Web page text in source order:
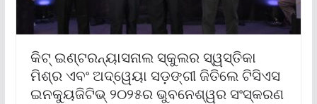
କିଟ୍ ଇଣ୍ଟରନ୍ୟାସନାଲ ସ୍କୁଲର ସ୍ୱସ୍ତିକା
ମିଶ୍ର ଏବଂ ଅଦ୍ୱେୟା ସଡ଼ଙ୍ଗୀ ଜିତିଲେ ଟିସିଏସ
ଇନକ୍ୟୁଜିଟିଭ୍ ୨୦୨୫ର ଭୁବନେଶ୍ୱର ସଂସ୍କରଣ